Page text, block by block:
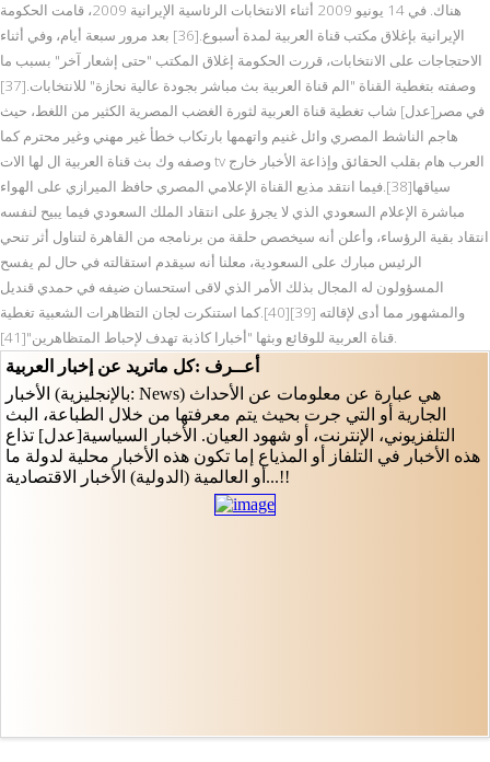
هناك. في 14 يونيو 2009 أثناء الانتخابات الرئاسية الإيرانية 2009، قامت الحكومة
الإيرانية بإغلاق مكتب قناة العربية لمدة أسبوع.[36] بعد مرور سبعة أيام، وفي أثناء
الاحتجاجات على الانتخابات، قررت الحكومة إغلاق المكتب "حتى إشعار آخر" بسبب ما
وصفته بتغطية القناة "الم قناة العربية بث مباشر بجودة عالية نحازة" للانتخابات.[37]
في مصر[عدل] شاب تغطية قناة العربية لثورة الغضب المصرية الكثير من اللغط، حيث
هاجم الناشط المصري وائل غنيم واتهمها بارتكاب خطأ غير مهني وغير محترم كما
وصفه وك بث قناة العربية ال لها الات tv العرب هام بقلب الحقائق وإذاعة الأخبار خارج
سياقها[38].فيما انتقد مذيع القناة الإعلامي المصري حافظ الميرازي على الهواء
مباشرة الإعلام السعودي الذي لا يجرؤ على انتقاد الملك السعودي فيما يبيح لنفسه
انتقاد بقية الرؤساء، وأعلن أنه سيخصص حلقة من برنامجه من القاهرة لتناول أثر تنحي
الرئيس مبارك على السعودية، معلنا أنه سيقدم استقالته في حال لم يفسح
المسؤولون له المجال بذلك الأمر الذي لاقى استحسان ضيفه في حمدي قنديل
والمشهور مما أدى لإقالته [39][40].كما استنكرت لجان التظاهرات الشعبية تغطية
قناة العربية للوقائع وبثها "أخبارا كاذبة تهدف لإحباط المتظاهرين"[41].